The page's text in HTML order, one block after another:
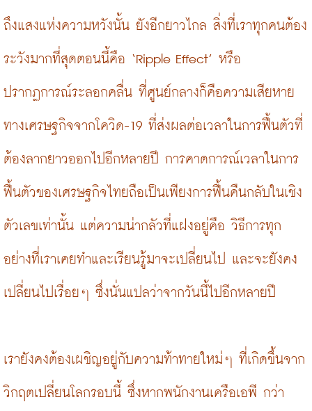
ถึงแสงแห่งความหวังนั้น ยังอีกยาวไกล สิ่งที่เราทุกคนต้อง
ระวังมากที่สุดตอนนี้คือ ‘Ripple Effect’ หรือ
ปรากฏการณ์ระลอกคลื่น ที่ศูนย์กลางก็คือความเสียหาย
ทางเศรษฐกิจจากโควิด-19 ที่ส่งผลต่อเวลาในการฟื้นตัวที่
ต้องลากยาวออกไปอีกหลายปี การคาดการณ์เวลาในการ
ฟื้นตัวของเศรษฐกิจไทยถือเป็นเพียงการฟื้นคืนกลับในเชิง
ตัวเลขเท่านั้น แต่ความน่ากลัวที่แฝงอยู่คือ วิธีการทุก
อย่างที่เราเคยทำและเรียนรู้มาจะเปลี่ยนไป และจะยังคง
เปลี่ยนไปเรื่อยๆ ซึ่งนั่นแปลว่าจากวันนี้ไปอีกหลายปี
เรายังคงต้องเผชิญอยู่กับความท้าทายใหม่ๆ ที่เกิดขึ้นจาก
วิกฤตเปลี่ยนโลกรอบนี้ ซึ่งหากพนักงานเครือเอพี กว่า